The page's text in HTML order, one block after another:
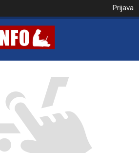
Prijava
VAŠA KOŠARICA JE